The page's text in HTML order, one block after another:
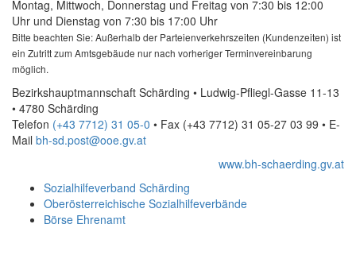
Montag, Mittwoch, Donnerstag und Freitag von 7:30 bis 12:00
Uhr und Dienstag von 7:30 bis 17:00 Uhr
Bitte beachten Sie: Außerhalb der Parteienverkehrszeiten (Kundenzeiten) ist
ein Zutritt zum Amtsgebäude nur nach vorheriger Terminvereinbarung
möglich.
Bezirkshauptmannschaft Schärding • Ludwig-Pfliegl-Gasse 11-13
• 4780 Schärding
Telefon (+43 7712) 31 05-0 • Fax (+43 7712) 31 05-27 03 99 • E-
Mail bh-sd.post@ooe.gv.at
www.bh-schaerding.gv.at
Sozialhilfeverband Schärding
Oberösterreichische Sozialhilfeverbände
Börse Ehrenamt